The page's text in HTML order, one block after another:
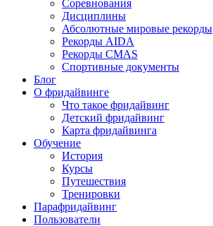
Соревнования
Дисциплины
Абсолютные мировые рекорды
Рекорды AIDA
Рекорды CMAS
Спортивные документы
Блог
О фридайвинге
Что такое фридайвинг
Детский фридайвинг
Карта фридайвинга
Обучение
История
Курсы
Путешествия
Тренировки
Парафридайвинг
Пользователи